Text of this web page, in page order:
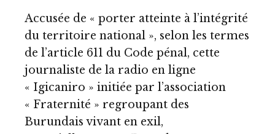
Accusée de « porter atteinte à l’intégrité
du territoire national », selon les termes
de l’article 611 du Code pénal, cette
journaliste de la radio en ligne
« Igicaniro » initiée par l’association
« Fraternité » regroupant des
Burundais vivant en exil,